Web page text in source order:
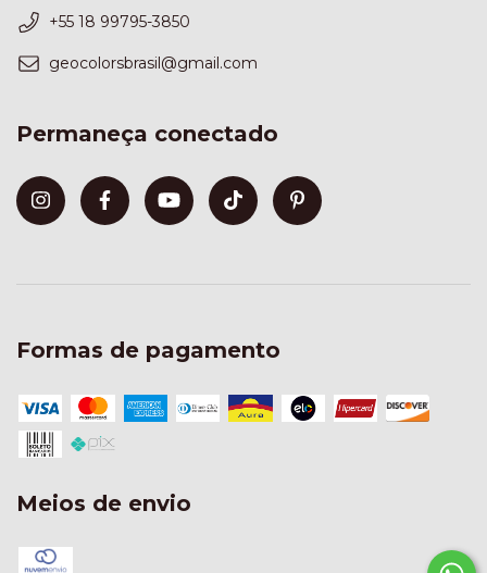
+55 18 99795-3850
geocolorsbrasil@gmail.com
Permaneça conectado
Formas de pagamento
Meios de envio